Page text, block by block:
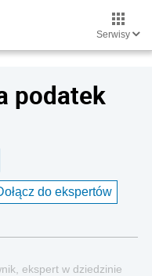
Serwisy
podatek
do ekspertów
ekspert w dziedzinie